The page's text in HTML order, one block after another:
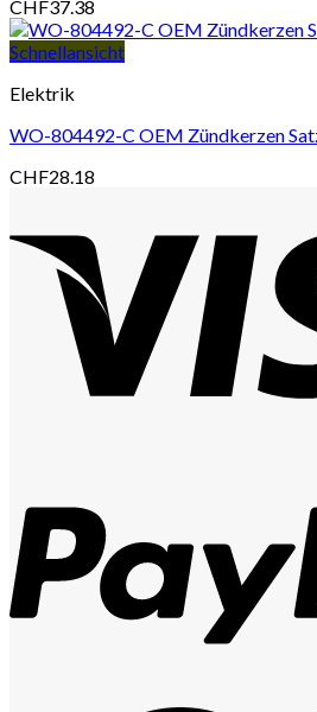
CHF37.38
Schnellansicht
Elektrik
WO-804492-C OEM Zündkerzen
CHF28.18